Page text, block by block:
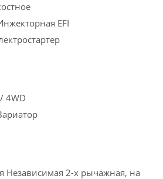
EFI
4WD
Независимая 2-х рычажная, на